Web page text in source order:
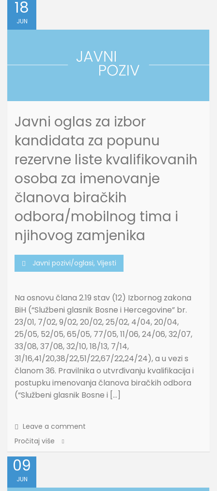
18
JUN
Javni oglas za izbor
kandidata za popunu
rezervne liste kvalifikovanih
osoba za imenovanje
članova biračkih
odbora/mobilnog tima i
njihovog zamjenika
Javni pozivi/oglasi, Vijesti
Na osnovu člana 2.19 stav (12) Izbornog zakona
BiH (“Službeni glasnik Bosne i Hercegovine” br.
23/01, 7/02, 9/02, 20/02, 25/02, 4/04, 20/04,
25/05, 52/05, 65/05, 77/05, 11/06, 24/06, 32/07,
33/08, 37/08, 32/10, 18/13, 7/14,
31/16,41/20,38/22,51/22,67/22,24/24), a u vezi s
članom 36. Pravilnika o utvrđivanju kvalifikacija i
postupku imenovanja članova biračkih odbora
(“Službeni glasnik Bosne i […]
Leave a comment
Pročitaj više
09
JUN